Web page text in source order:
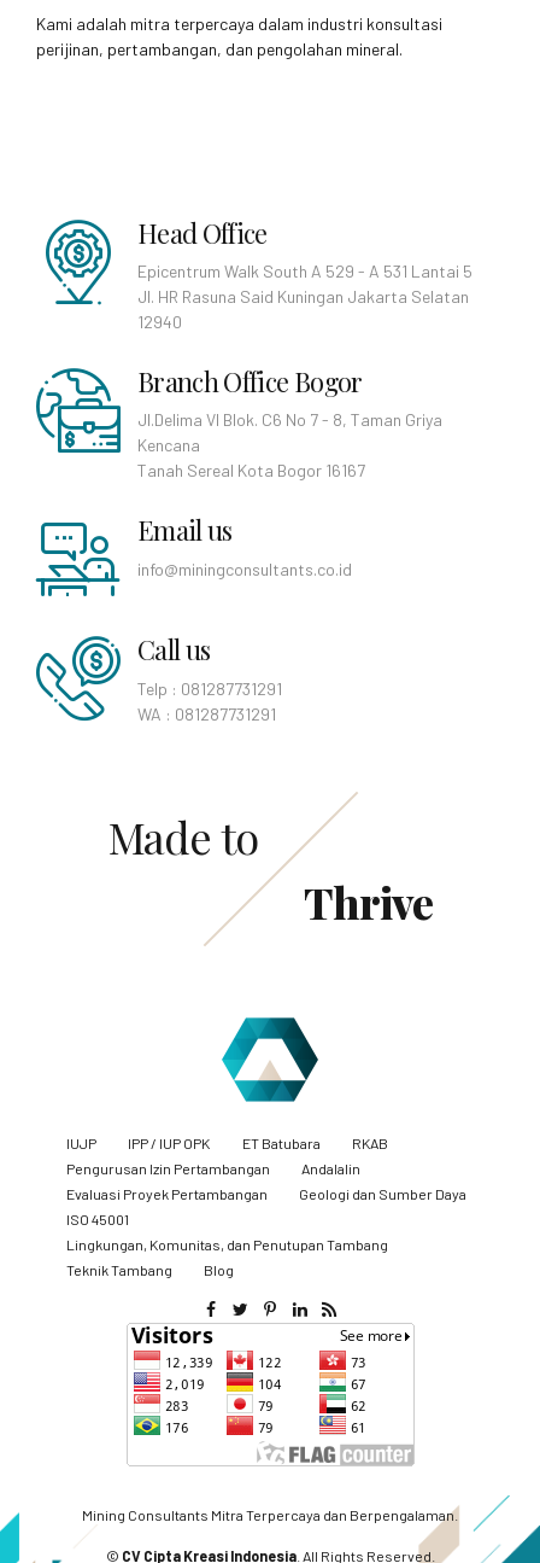
Kami adalah mitra terpercaya dalam industri konsultasi
perijinan, pertambangan, dan pengolahan mineral.
Head Office
Epicentrum Walk South A 529 - A 531 Lantai 5
Jl. HR Rasuna Said Kuningan Jakarta Selatan
12940
Branch Office Bogor
Jl.Delima VI Blok. C6 No 7 - 8, Taman Griya
Kencana
Tanah Sereal Kota Bogor 16167
Email us
info@miningconsultants.co.id
Call us
Telp : 081287731291
WA : 081287731291
Made to
Thrive
IUJP IPP / IUP OPK ET Batubara
RKAB
Pengurusan Izin Pertambangan
Andalalin
Evaluasi Proyek Pertambangan
Geologi dan Sumber Daya
ISO 45001
Lingkungan, Komunitas, dan Penutupan Tambang
​Teknik Tambang
Blog
Mining Consultants Mitra Terpercaya dan Berpengalaman.
© CV Cipta Kreasi Indonesia. All Rights Reserved.